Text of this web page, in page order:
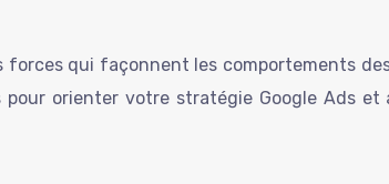
forces qui façonnent les comportements
orienter votre stratégie Google Ads et